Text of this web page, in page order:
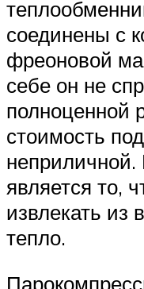
соединены с
фреоновой
себе он не
полноценной
стоимость
неприличной.
является то,
извлекать из
тепло.